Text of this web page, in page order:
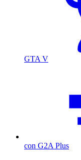
GTA V
con G2A Plus